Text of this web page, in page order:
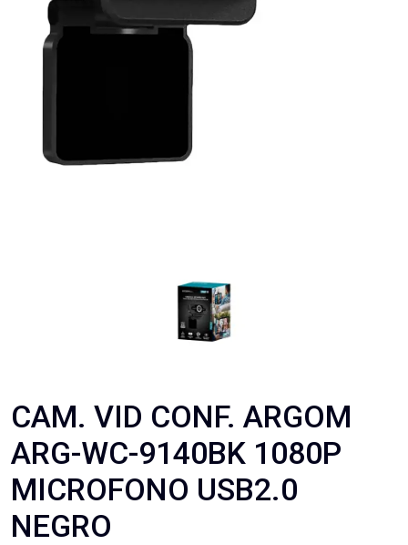
CAM. VID CONF. ARGOM
ARG-WC-9140BK 1080P
MICROFONO USB2.0
NEGRO